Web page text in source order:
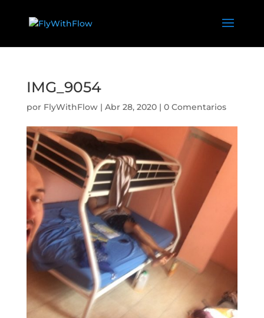
IMG_9054
por FlyWithFlow| Abr 28, 2020| 0 Comentarios